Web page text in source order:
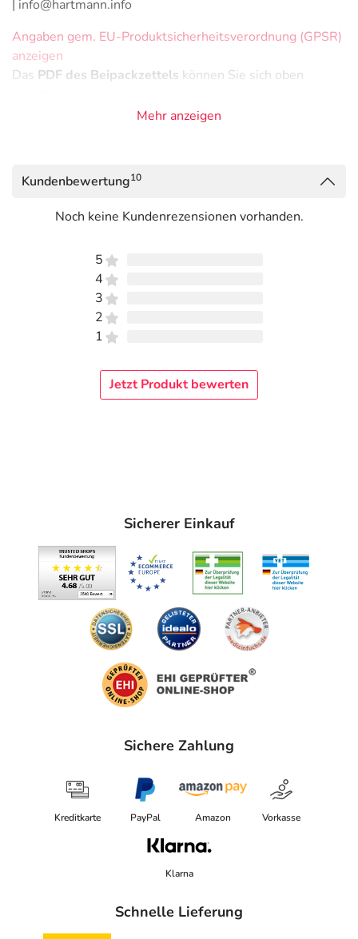
| info@hartmann.info
Angaben gem. EU-Produktsicherheitsverordnung (GPSR)
anzeigen
Das PDF des Beipackzettels können Sie sich oben
Mehr anzeigen
Kundenbewertung10
Noch keine Kundenrezensionen vorhanden.
5
4
3
2
1
Jetzt Produkt bewerten
Sicherer Einkauf
Sichere Zahlung
Kreditkarte PayPal Amazon Vorkasse
Klarna
Schnelle Lieferung